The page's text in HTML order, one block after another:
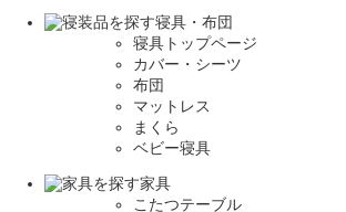
寝具・布団
寝具トップページ
カバー・シーツ
布団
マットレス
まくら
ベビー寝具
家具
こたつテーブル